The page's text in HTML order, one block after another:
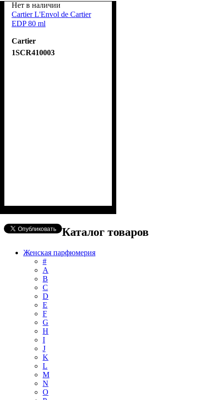
Нет в наличии
Cartier L'Envol de Cartier
EDP 80 ml
Cartier
1SCR410003
Каталог товаров
Женская парфюмерия
#
А
B
C
D
E
F
G
H
I
J
K
L
M
N
O